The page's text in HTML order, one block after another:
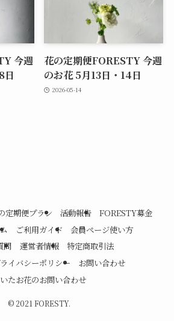
今週
日
花の定期便FORESTY 今週
のお花 5月13日・14日
2026-05-14
定期便プラン 活動報告
FORESTY募金
ご利用ガイド
会員ページ使い方
問
運営者情報
特定商取引法
イバシーポリシー
お問い合わせ
たお花のお問い合わせ
© 2021 FORESTY.